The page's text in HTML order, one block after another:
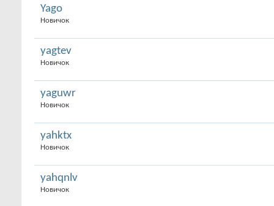
Yago
Новичок
yagtev
Новичок
yaguwr
Новичок
yahktx
Новичок
yahqnlv
Новичок